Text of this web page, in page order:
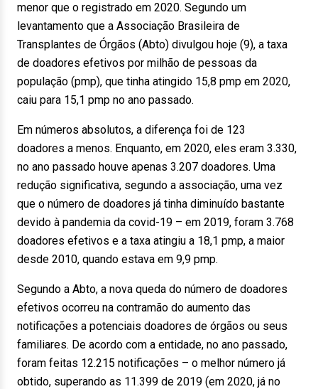
menor que o registrado em 2020. Segundo um
levantamento que a Associação Brasileira de
Transplantes de Órgãos (Abto) divulgou hoje (9), a taxa
de doadores efetivos por milhão de pessoas da
população (pmp), que tinha atingido 15,8 pmp em 2020,
caiu para 15,1 pmp no ano passado.
Em números absolutos, a diferença foi de 123
doadores a menos. Enquanto, em 2020, eles eram 3.330,
no ano passado houve apenas 3.207 doadores. Uma
redução significativa, segundo a associação, uma vez
que o número de doadores já tinha diminuído bastante
devido à pandemia da covid-19 – em 2019, foram 3.768
doadores efetivos e a taxa atingiu a 18,1 pmp, a maior
desde 2010, quando estava em 9,9 pmp.
Segundo a Abto, a nova queda do número de doadores
efetivos ocorreu na contramão do aumento das
notificações a potenciais doadores de órgãos ou seus
familiares. De acordo com a entidade, no ano passado,
foram feitas 12.215 notificações – o melhor número já
obtido, superando as 11.399 de 2019 (em 2020, já no